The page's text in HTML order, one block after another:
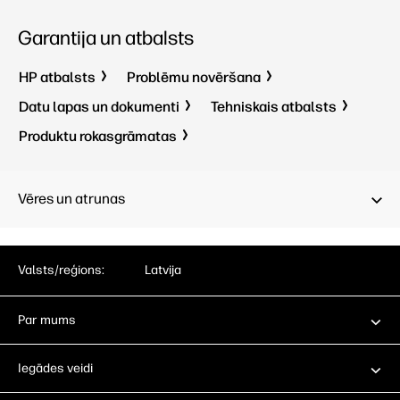
Garantija un atbalsts
HP atbalsts
Problēmu novēršana
Datu lapas un dokumenti
Tehniskais atbalsts
Produktu rokasgrāmatas
Vēres un atrunas
Valsts/reģions: Latvija
Par mums
Iegādes veidi